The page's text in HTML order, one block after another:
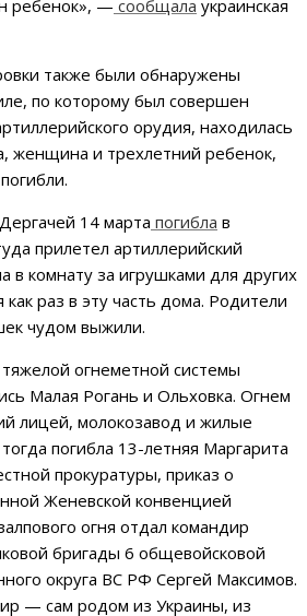
ребенок», — сообщала украинская
также были обнаружены
по которому был совершен
орудия, находилась
женщина и трехлетний ребенок,
14 марта погибла в
прилетел артиллерийский
в комнату за игрушками для других
раз в эту часть дома. Родители
чудом выжили.
огнеметной системы
Малая Рогань и Ольховка. Огнем
лицей, молокозавод и жилые
погибла 13-летняя Маргарита
прокуратуры, приказ о
Женевской конвенцией
огня отдал командир
бригады 6 общевойсковой
округа ВС РФ Сергей Максимов.
— сам родом из Украины, из